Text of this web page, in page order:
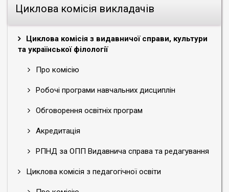
Циклова комісія викладачів
Циклова комісія з видавничої справи, культури
та української філології
Про комісію
Робочі програми навчальних дисциплін
Обговорення освітніх програм
Акредитація
РПНД за ОПП Видавнича справа та редагування
Циклова комісія з педагогічної освіти